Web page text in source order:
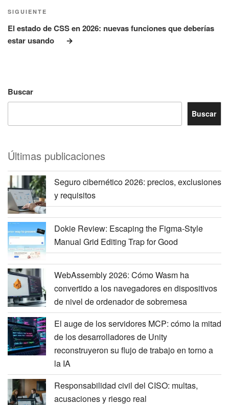
Siguiente
entrada
SIGUIENTE
El estado de CSS en 2026: nuevas funciones que deberías
estar usando
Buscar
Buscar
Últimas publicaciones
Seguro cibernético 2026: precios, exclusiones
y requisitos
Dokie Review: Escaping the Figma-Style
Manual Grid Editing Trap for Good
WebAssembly 2026: Cómo Wasm ha
convertido a los navegadores en dispositivos
de nivel de ordenador de sobremesa
El auge de los servidores MCP: cómo la mitad
de los desarrolladores de Unity
reconstruyeron su flujo de trabajo en torno a
la IA
Responsabilidad civil del CISO: multas,
acusaciones y riesgo real